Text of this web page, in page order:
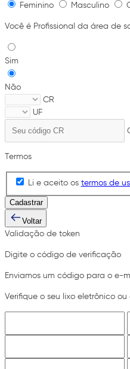
Feminino
Masculino
Você é Profissional da área de
Sim
Não
CR
UF
Termos
Li e aceito os termos de
Cadastrar
Voltar
Validação de token
Digite o código de verificação
Enviamos um código para o e-
Verifique o seu lixo eletrônico